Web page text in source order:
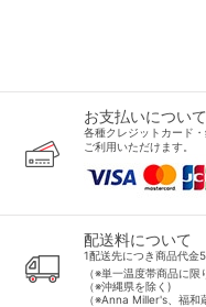
お支払いについて
各種クレジットカード
ご利用いただけます。
配送料について
1配送先につき商品代金
（※単一温度帯商品に限
（※沖縄県を除く)
（※Anna Miller's、福和